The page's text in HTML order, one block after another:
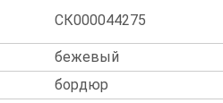
СК000044275
бежевый
бордюр